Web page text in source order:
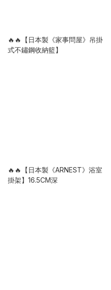
🔥🔥【日本製《家事問屋》吊掛
式不鏽鋼收納籃】
🔥🔥【日本製《ARNEST》浴室
掛架】16.5CM深